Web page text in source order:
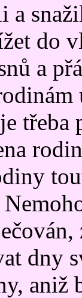
a
do
a
třeba
dny
aniž